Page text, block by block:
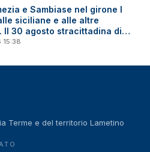
e Sambiase nel girone I
siciliane e alle altre
Il 30 agosto stracittadina di
Terme e del territorio Lametino